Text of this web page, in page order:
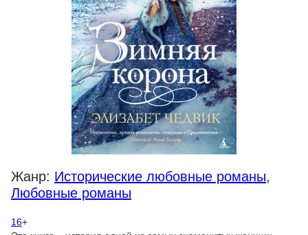
Жанр: Исторические любовные романы,
Любовные романы
16+